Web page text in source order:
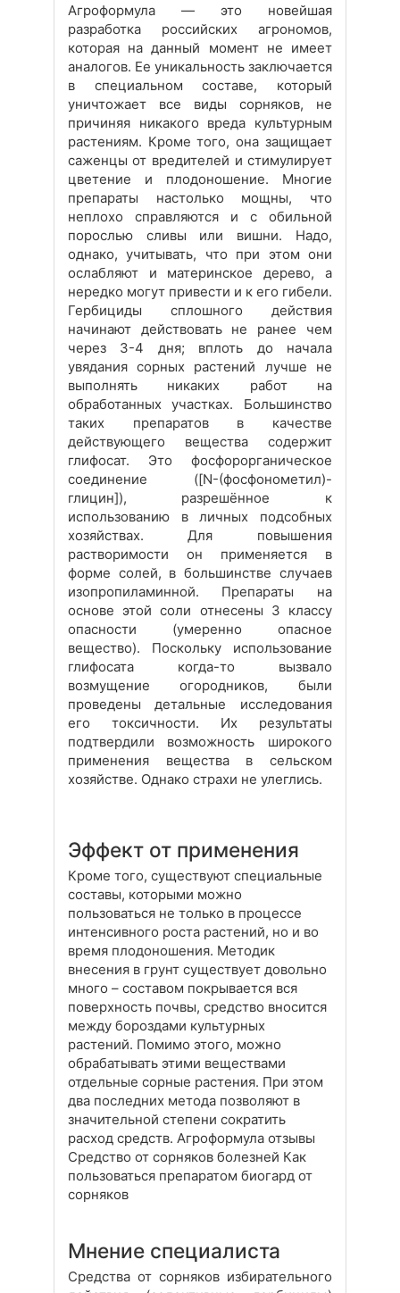
Агроформула — это новейшая
разработка российских агрономов,
которая на данный момент не имеет
аналогов. Ее уникальность заключается
в специальном составе, который
уничтожает все виды сорняков, не
причиняя никакого вреда культурным
растениям. Кроме того, она защищает
саженцы от вредителей и стимулирует
цветение и плодоношение. Многие
препараты настолько мощны, что
неплохо справляются и с обильной
порослью сливы или вишни. Надо,
однако, учитывать, что при этом они
ослабляют и материнское дерево, а
нередко могут привести и к его гибели.
Гербициды сплошного действия
начинают действовать не ранее чем
через 3-4 дня; вплоть до начала
увядания сорных растений лучше не
выполнять никаких работ на
обработанных участках. Большинство
таких препаратов в качестве
действующего вещества содержит
глифосат. Это фосфорорганическое
соединение ([N-(фосфонометил)-
глицин]), разрешённое к
использованию в личных подсобных
хозяйствах. Для повышения
растворимости он применяется в
форме солей, в большинстве случаев
изопропиламинной. Препараты на
основе этой соли отнесены 3 классу
опасности (умеренно опасное
вещество). Поскольку использование
глифосата когда-то вызвало
возмущение огородников, были
проведены детальные исследования
его токсичности. Их результаты
подтвердили возможность широкого
применения вещества в сельском
хозяйстве. Однако страхи не улеглись.
Эффект от применения
Кроме того, существуют специальные
составы, которыми можно
пользоваться не только в процессе
интенсивного роста растений, но и во
время плодоношения. Методик
внесения в грунт существует довольно
много – составом покрывается вся
поверхность почвы, средство вносится
между бороздами культурных
растений. Помимо этого, можно
обрабатывать этими веществами
отдельные сорные растения. При этом
два последних метода позволяют в
значительной степени сократить
расход средств. Агроформула отзывы
Средство от сорняков болезней Как
пользоваться препаратом биогард от
сорняков
Мнение специалиста
Средства от сорняков избирательного